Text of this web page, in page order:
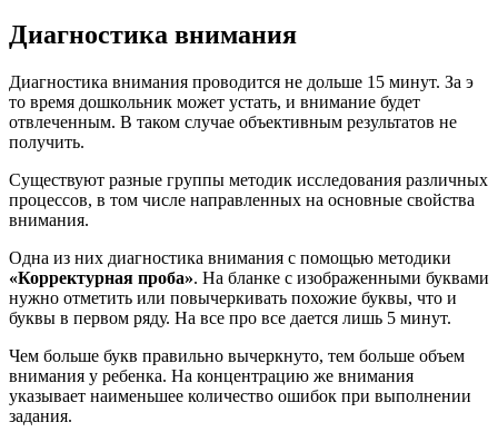
Диагностика внимания
Диагностика внимания проводится не дольше 15 минут. За э
то время дошкольник может устать, и внимание будет
отвлеченным. В таком случае объективным результатов не
получить.
Существуют разные группы методик исследования различных
процессов, в том числе направленных на основные свойства
внимания.
Одна из них диагностика внимания с помощью методики
«Корректурная проба». На бланке с изображенными буквами
нужно отметить или повычеркивать похожие буквы, что и
буквы в первом ряду. На все про все дается лишь 5 минут.
Чем больше букв правильно вычеркнуто, тем больше объем
внимания у ребенка. На концентрацию же внимания
указывает наименьшее количество ошибок при выполнении
задания.